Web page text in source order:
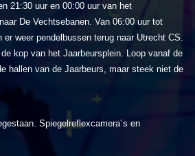
21:30 uur en 00:00 uur van het
De Vechtsebanen. Van 06:00 uur tot
er weer pendelbussen terug naar Utrecht CS.
kop van het Jaarbeursplein. Loop vanaf de
hallen van de Jaarbeurs, maar steek niet de
Spiegelreflexcamera´s en